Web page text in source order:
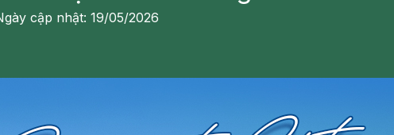
cập nhật: 19/05/2026